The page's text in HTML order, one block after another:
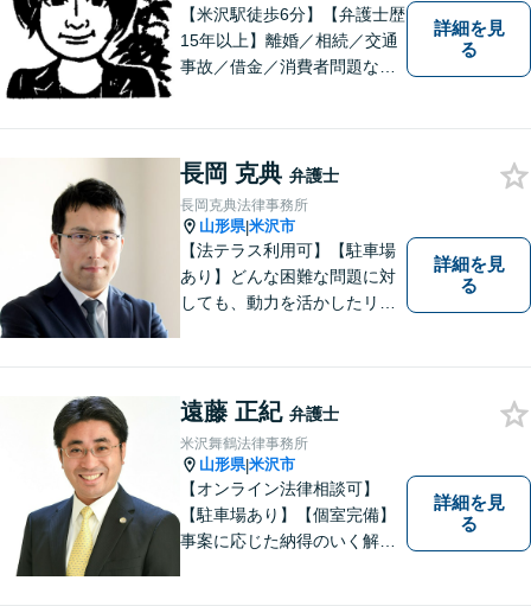
【米沢駅徒歩6分】【弁護士歴
15年以上】離婚／相続／交通
事故／借金／消費者問題な
詳細を見
る
長岡 克典 弁護士
長岡克典法律事務所
山形県|米沢市
【法テラス利用可】【駐車場
あり】どんな困難な問題に対
しても、動力を活かしたリー
るよう努力することで早期解
決を目指します。 お気軽にご
相談ください。
詳細を見
る
遠藤 正紀 弁護士
米沢舞鶴法律事務所
山形県|米沢市
【オンライン法律相談可】
【駐車場あり】【個室完備】
事案に応じた納得のいく解決
詳細を見
る